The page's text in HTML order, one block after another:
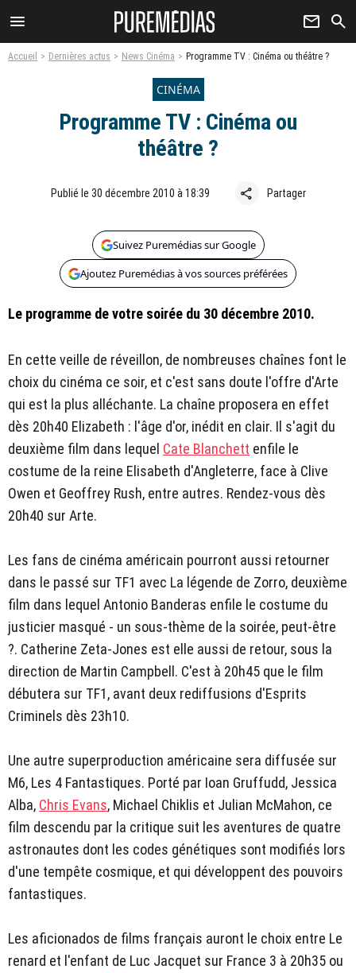
menu newsletter search
Accueil Dernières actus News Cinéma Programme TV : Cinéma ou théâtre ?
CINÉMA
Programme TV : Cinéma ou
théâtre ?
Publié le 30 décembre 2010 à 18:39 share Partager
Suivez Puremédias sur Google
Ajoutez Puremédias à vos sources préférées
Le programme de votre soirée du 30 décembre 2010.
En cette veille de réveillon, de nombreuses chaînes font le
choix du cinéma ce soir, et c'est sans doute l'offre d'Arte
qui est la plus alléchante. La chaîne proposera en effet
dès 20h40 Elizabeth : l'âge d'or, inédit en clair. Il s'agit du
deuxième film dans lequel Cate Blanchett enfile le
costume de la reine Elisabeth d'Angleterre, face à Clive
Owen et Geoffrey Rush, entre autres. Rendez-vous dès
20h40 sur Arte.
Les fans de cinéma américain pourront aussi retourner
dans le passé sur TF1 avec La légende de Zorro, deuxième
film dans lequel Antonio Banderas enfile le costume du
justicier masqué - un sous-thème de la soirée, peut-être
?. Catherine Zeta-Jones est elle aussi de retour, sous la
direction de Martin Campbell. C'est à 20h45 que le film
débutera sur TF1, avant deux rediffusions d'Esprits
Criminels dès 23h10.
Une autre superproduction américaine sera diffusée sur
M6, Les 4 Fantastiques. Porté par Ioan Gruffudd, Jessica
Alba, Chris Evans, Michael Chiklis et Julian McMahon, ce
film descendu par la critique suit les aventures de quatre
astronautes dont les codes génétiques sont modifiés lors
d'une tempête cosmique, et qui développent des pouvoirs
fantastiques.
Les aficionados de films français auront le choix entre Le
renard et l'enfant de Luc Jacquet sur France 3 à 20h35 ou